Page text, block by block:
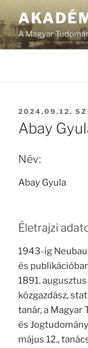
A Magyar
BEKÜLDVE:
2024.09.12.
Abay
Név:
Abay Gyula
Életrajzi
1943-ig
és
1891.
közgazdász,
tanár, a Magyar
és
május 12.,